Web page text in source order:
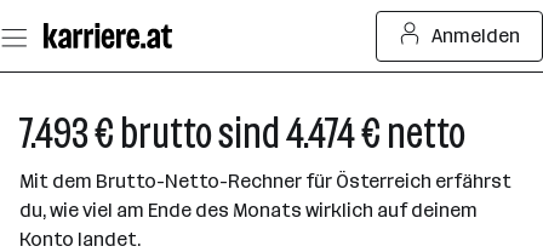
Seiteninhalt
springen
Anmelden
7.493 € brutto sind 4.474 € netto
Mit dem Brutto-Netto-Rechner für Österreich erfährst
du, wie viel am Ende des Monats wirklich auf deinem
Konto landet.